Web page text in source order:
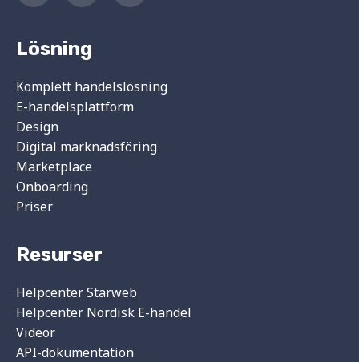
Lösning
Komplett handelslösning
E-handelsplattform
Design
Digital marknadsföring
Marketplace
Onboarding
Priser
Resurser
Helpcenter Starweb
Helpcenter Nordisk E-handel
Videor
API-dokumentation